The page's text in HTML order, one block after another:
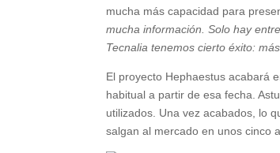
mucha más capacidad para
mucha información. Solo hay
Tecnalia tenemos cierto éxito:
El proyecto Hephaestus acabará
habitual a partir de esa fecha.
utilizados. Una vez acabados, lo
salgan al mercado en unos cinco